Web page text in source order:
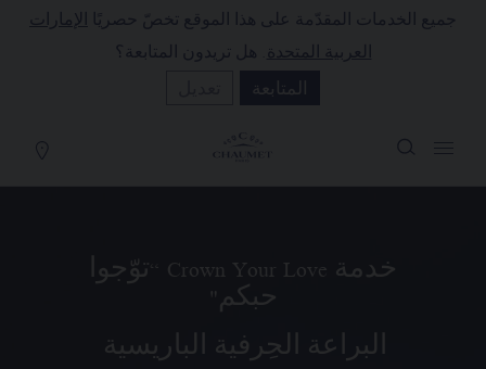
جميع الخدمات المقدّمة على هذا الموقع تخصّ حصريًا الإمارات
العربية المتحدة . هل تريدون المتابعة؟
المتابعة
خدمة Crown Your Love “توّجوا
حبكم"
البراعة الحِرفية الباريسية
YOUR CART IS EMPTY